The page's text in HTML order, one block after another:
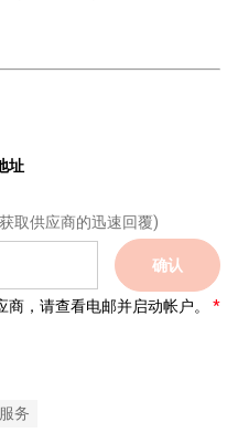
址
取供应商的迅速回覆)
确认
，请查看电邮并启动帐户。
务